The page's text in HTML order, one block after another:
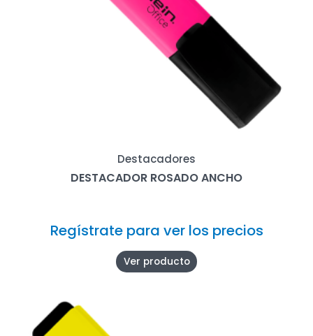
Destacadores
DESTACADOR ROSADO ANCHO
Regístrate para ver los precios
Ver producto